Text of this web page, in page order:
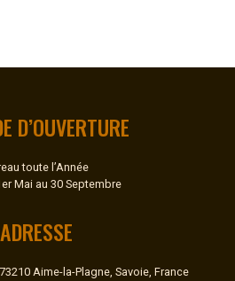
D’OUVERTURE
toute l’Année
Mai au 30 Septembre
ADRESSE
Aime-la-Plagne, Savoie, France